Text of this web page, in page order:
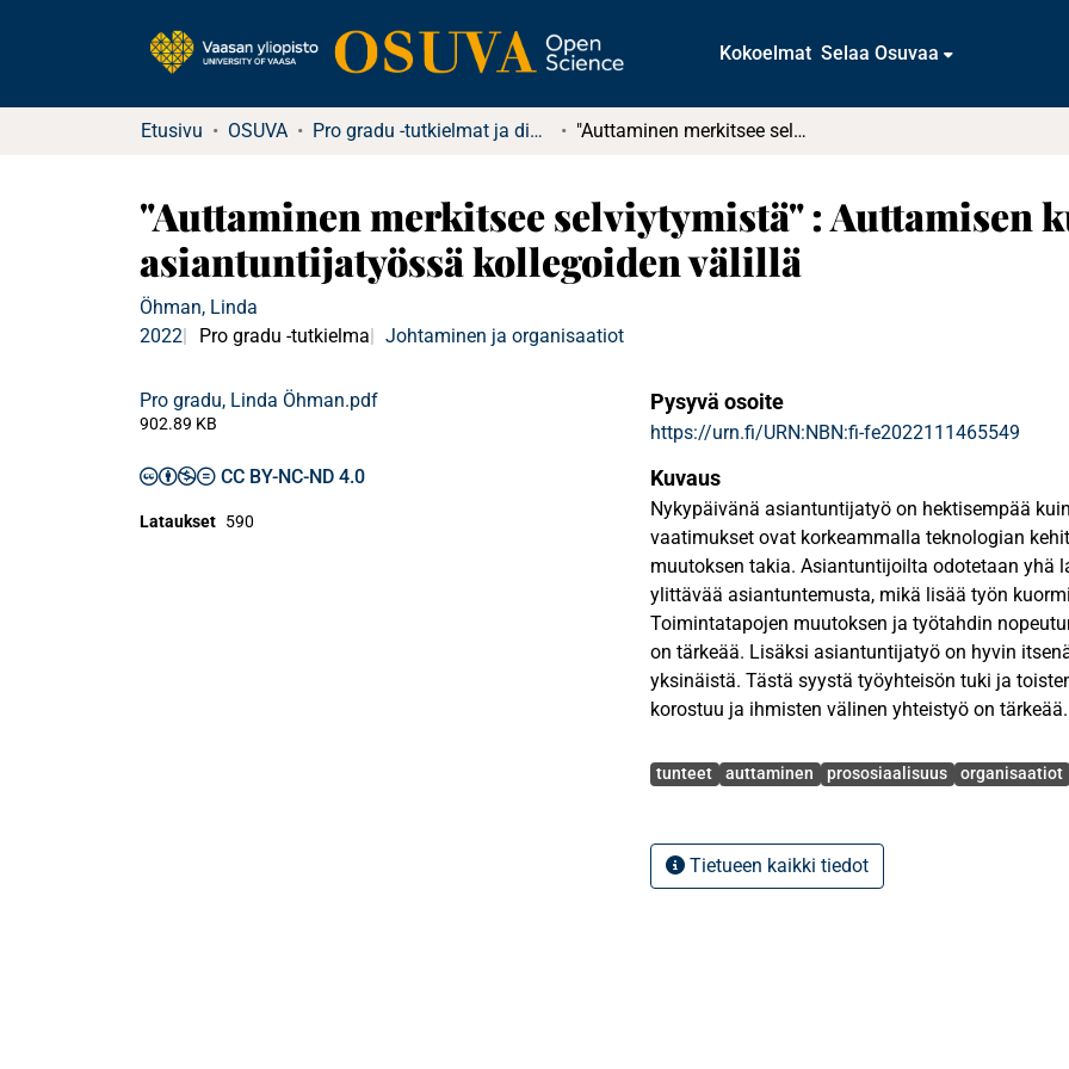
Kokoelmat Selaa Osuvaa
Etusivu OSUVA Pro gradu -tutkielmat ja diplomityöt "Auttaminen merkitsee selviytymistä" : Auttamisen kulttuuri asiantuntijatyössä kollegoiden välillä
"Auttaminen merkitsee selviytymistä" : Auttamisen
asiantuntijatyössä kollegoiden välillä
Öhman, Linda
2022
Pro gradu -tutkielma Johtaminen ja organisaatiot
Pro gradu, Linda Öhman.pdf
902.89 KB
CC BY-NC-ND 4.0
Lataukset 590
Pysyvä osoite
https://urn.fi/URN:NBN:fi-fe2022111465549
Kuvaus
Nykypäivänä asiantuntijatyö on hektisempää
vaatimukset ovat korkeammalla teknologian
muutoksen takia. Asiantuntijoilta odotetaan yhä
ylittävää asiantuntemusta, mikä lisää työn
Toimintatapojen muutoksen ja työtahdin
on tärkeää. Lisäksi asiantuntijatyö on hyvin
yksinäistä. Tästä syystä työyhteisön tuki ja
korostuu ja ihmisten välinen yhteistyö on tärkeää.
Tämän tutkimuksen tarkoituksena oli selvittää,
tapahtuvalla auttamisella on asiantuntijatyötä
tutkimuksessa on kartoitettu auttamisesta ja
Avainsanat
tunteet auttaminen prososiaalisuus organisaatiot
Tietueen kaikki tiedot